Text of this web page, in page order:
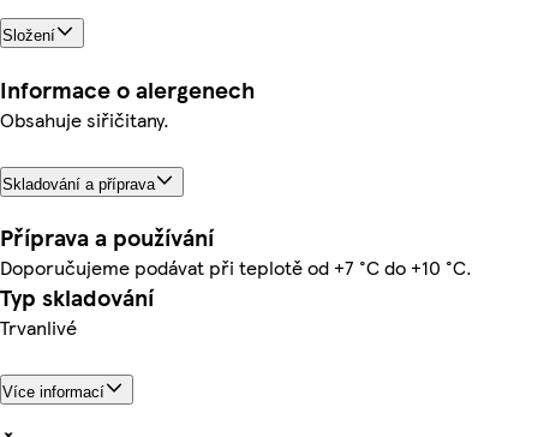
Složení
Informace o alergenech
Obsahuje siřičitany.
Skladování a příprava
Příprava a používání
Doporučujeme podávat při teplotě od +7 °C do +10 °C.
Typ skladování
Trvanlivé
Více informací